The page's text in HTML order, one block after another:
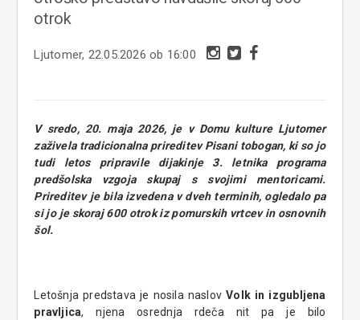
otrok
Ljutomer, 22.05.2026 ob 16:00
V sredo, 20. maja 2026, je v Domu kulture Ljutomer
zaživela tradicionalna prireditev Pisani tobogan, ki so jo
tudi letos pripravile dijakinje 3. letnika programa
predšolska vzgoja skupaj s svojimi mentoricami.
Prireditev je bila izvedena v dveh terminih, ogledalo pa
si jo je skoraj 600 otrok iz pomurskih vrtcev in osnovnih
šol.
Letošnja predstava je nosila naslovVolk in izgubljena
pravljica, njena osrednja rdeča nit pa je bilo